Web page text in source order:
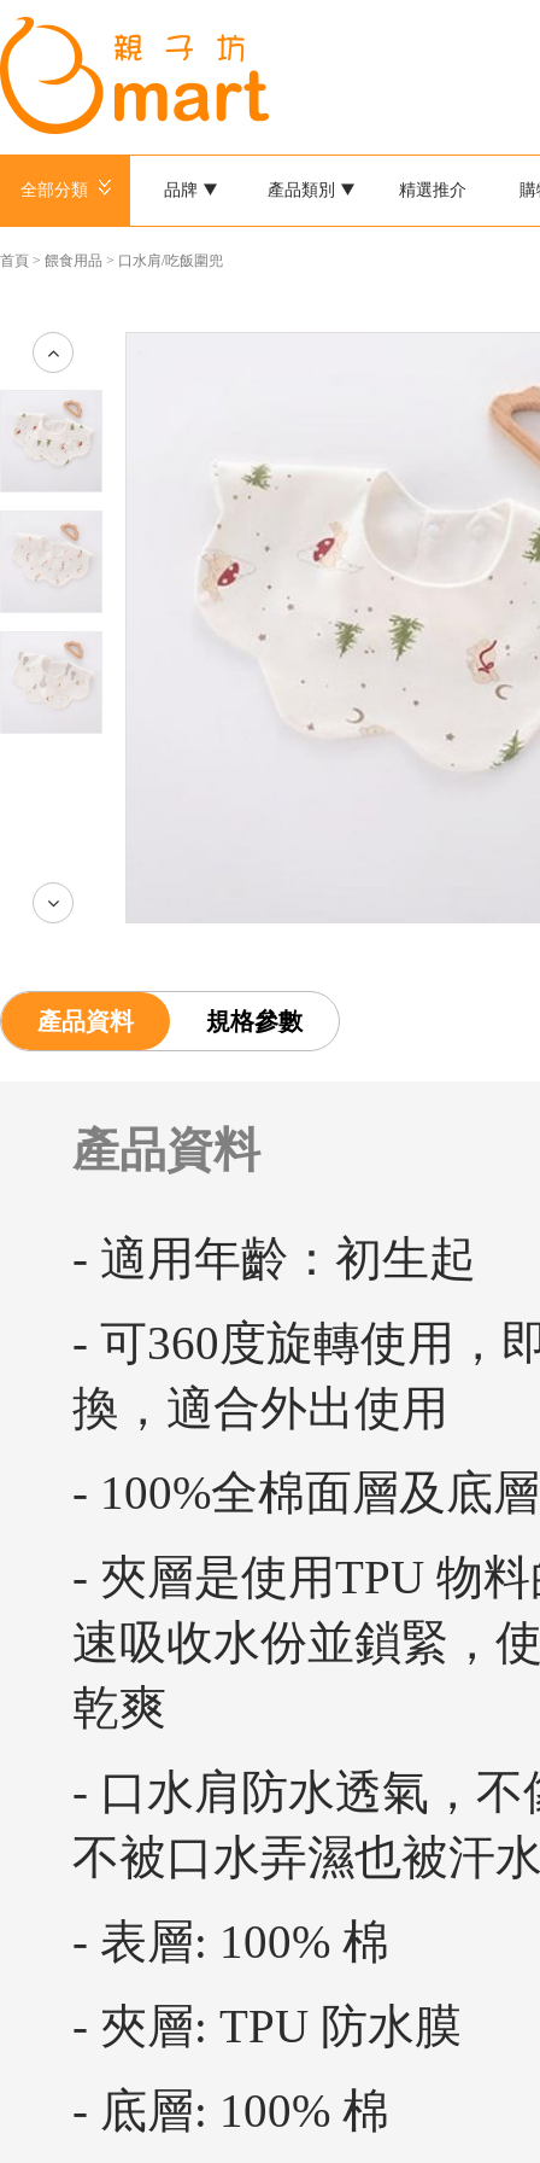
全部分類 品牌 產品類別 精選推介 購
首頁 > 餵食用品 > 口水肩/吃飯圍兜
產品資料 規格參數
產品資料
- 適用年齡：初生起
- 可360度旋轉使用，
換，適合外出使用
- 100%全棉面層及底
- 夾層是使用TPU 物
速吸收水份並鎖緊，
乾爽
- 口水肩防水透氣，
不被口水弄濕也被汗
- 表層: 100% 棉
- 夾層: TPU 防水膜
- 底層: 100% 棉